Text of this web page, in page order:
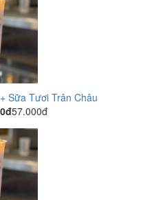
Sữa Tươi Trân Châu
57.000đ